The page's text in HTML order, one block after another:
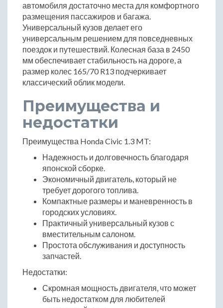
автомобиля достаточно места для комфортного
размещения пассажиров и багажа.
Универсальный кузов делает его
универсальным решением для повседневных
поездок и путешествий. Колесная база в 2450
мм обеспечивает стабильность на дороге, а
размер колес 165/70 R13 подчеркивает
классический облик модели.
Преимущества и
недостатки
Преимущества Honda Civic 1.3 MT:
Надежность и долговечность благодаря
японской сборке.
Экономичный двигатель, который не
требует дорогого топлива.
Компактные размеры и маневренность в
городских условиях.
Практичный универсальный кузов с
вместительным салоном.
Простота обслуживания и доступность
запчастей.
Недостатки:
Скромная мощность двигателя, что может
быть недостатком для любителей